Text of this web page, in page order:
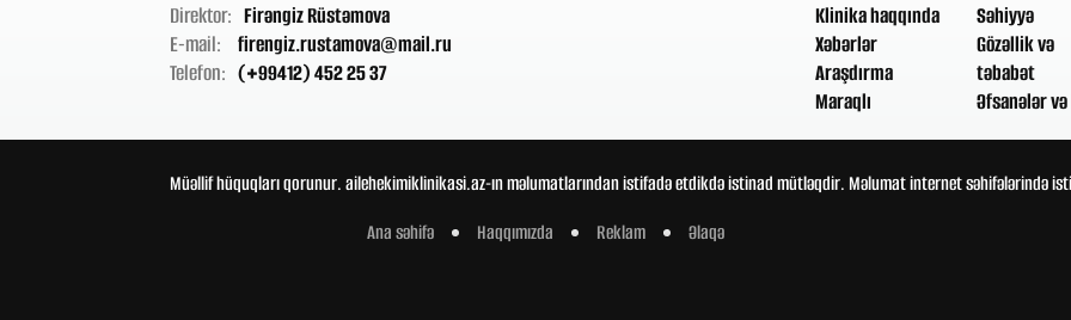
Direktor: Firəngiz Rüstəmova
E-mail:
firengiz.rustamova@mail.ru
Telefon: (+99412) 452 25 37
Klinika haqqında
Xəbərlər
Araşdırma
Maraqlı
Səhiyyə
Gözəllik və
təbabət
Əfsanələr
Müəllif hüquqları qorunur. ailehekimiklinikasi.az-ın məlumatlarından istifadə etdikdə istinad mütləqdir. Məlumat internet səhifələrində
Ana səhifə
Haqqımızda Reklam Əlaqə